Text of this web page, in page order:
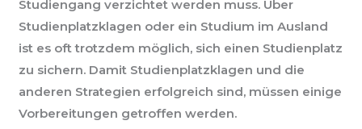
Studiengang verzichtet werden muss. Über
Studienplatzklagen oder ein Studium im Ausland
ist es oft trotzdem möglich, sich einen Studienplatz
zu sichern. Damit Studienplatzklagen und die
anderen Strategien erfolgreich sind, müssen einige
Vorbereitungen getroffen werden.